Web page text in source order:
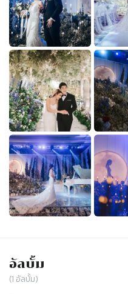
อัลบั้ม
(1 อัลบั้ม)